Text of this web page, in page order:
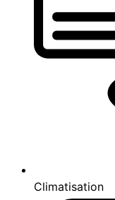
Climatisation